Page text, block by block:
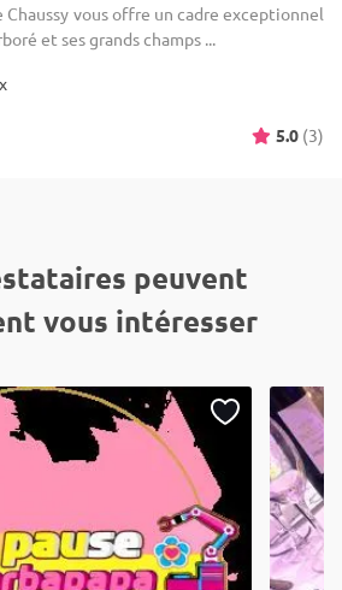
Chaussy vous offre un cadre exceptionnel
et ses grands champs ...
5.0 (3)
peuvent
vous intéresser